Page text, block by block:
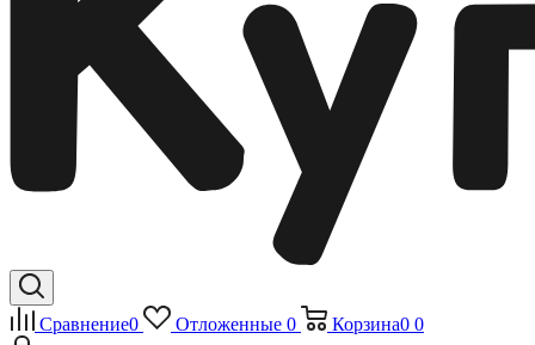
Сравнение0 Отложенные 0 Корзина0 0